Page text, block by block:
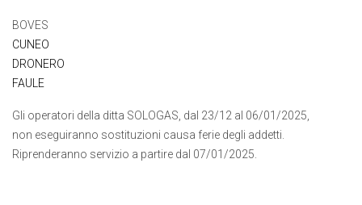
BOVES
CUNEO
DRONERO
FAULE
Gli operatori della ditta SOLOGAS, dal 23/12 al 06/01/2025,
non eseguiranno sostituzioni causa ferie degli addetti.
Riprenderanno servizio a partire dal 07/01/2025.